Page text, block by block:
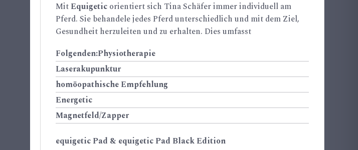
Mit Equigetic orientiert sich Tina Schäfer immer individuell am
Pferd. Sie behandele jedes Pferd unterschiedlich und mit dem Ziel,
Gesundheit herzuleiten und zu erhalten. Dies umfasst
Folgenden:Physiotherapie
Laserakupunktur
homöopathische Empfehlung
Energetic
Magnetfeld/Zapper
equigetic Pad & equigetic Pad Black Edition